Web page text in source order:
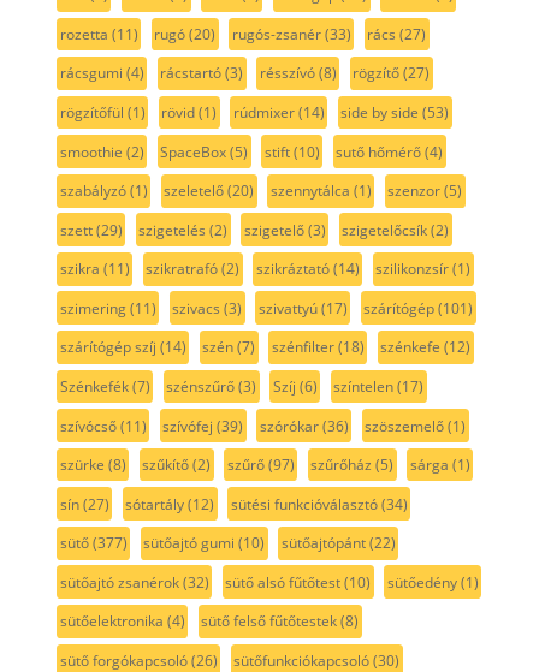
rozetta (11) rugó(20) rugós-zsanér(33) rács (27)
rácsgumi (4) rácstartó(3) résszívó(8) rögzítő(27)
rögzítőfül (1) rövid(1) rúdmixer(14) side by side (53)
smoothie (2) SpaceBox(5) stift(10) sutő hőmérő(4)
szabályzó(1) szeletelő(20) szennytálca (1) szenzor(5)
szett(29) szigetelés (2) szigetelő(3) szigetelőcsík(2)
szikra (11) szikratrafó(2) szikráztató(14) szilikonzsír(1)
szimering(11) szivacs (3) szivattyú(17) szárítógép(101)
szárítógép szíj (14) szén(7) szénfilter(18) szénkefe (12)
Szénkefék(7) szénszűrő(3) Szíj (6) színtelen(17)
szívócső(11) szívófej (39) szórókar(36) szöszemelő(1)
szürke (8) szűkítő(2) szűrő(97) szűrőház (5) sárga (1)
sín(27) sótartály(12) sütési funkcióválasztó(34)
sütő(377) sütőajtó gumi (10) sütőajtópánt(22)
sütőajtó zsanérok(32) sütő alsó fűtőtest(10) sütőedény(1)
sütőelektronika (4) sütő felső fűtőtestek(8)
sütő forgókapcsoló(26) sütőfunkciókapcsoló(30)